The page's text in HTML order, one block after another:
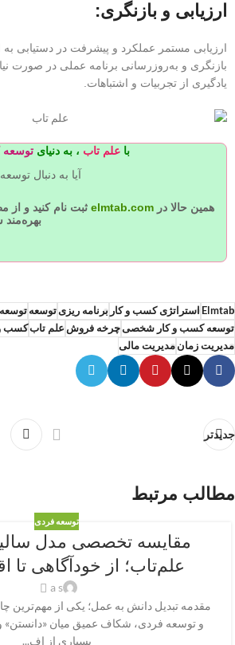
ارزیابی و بازنگری:
ارزیابی مستمر عملکرد و پیشرفت در دستیابی به
بازنگری و به‌روزرسانی برنامه عملی در صورت
یادگیری از تجربیات و اشتباهات.
با علم تاب ، به دنیای
آیا به دنبال
همین حالا در elmtab.com
بهره‌مند
Elmtab استراتژی کسب و کار برنامه ریزی توسعه
توسعه کسب و کار شخصیچرخه فروش علم تابکسب
مدیریت زمان مدیریت مالی
جدیدتر
مطالب مرتبط
توسعه فردی
مقایسه تخصصی مدل
علم‌تاب؛ از خودآگاهی تا
a s
مقدمه تبدیل دانش به عمل؛ یکی از مهم‌ترین
و توسعه فردی، شکاف عمیق میان «دانستن»
بسیاری از اف...